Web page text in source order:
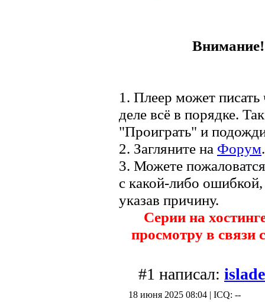
Внимание!
1. Плеер может
деле всё в порядке.
"Проиграть" и
2. Загляните на Форум.
3. Можете
с какой-либо
указав причину.
Серии на
просмотру в связи
#1 написал:
18 июня 2025 08:04 | ICQ: --